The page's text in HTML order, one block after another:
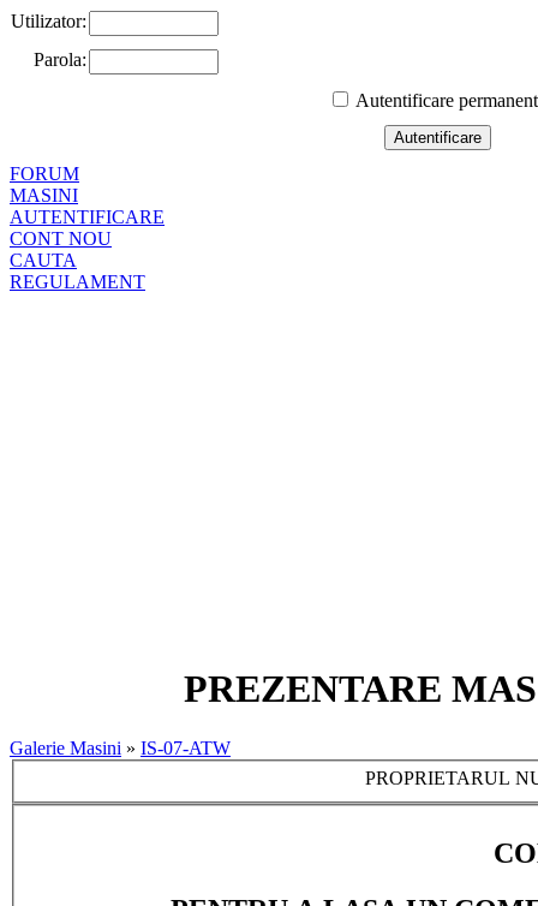
Utilizator:
Parola:
Autentificare
FORUM
MASINI
AUTENTIFICARE
CONT NOU
CAUTA
REGULAMENT
PREZENTARE
Galerie Masini » IS-07-ATW
PROPRIETARUL